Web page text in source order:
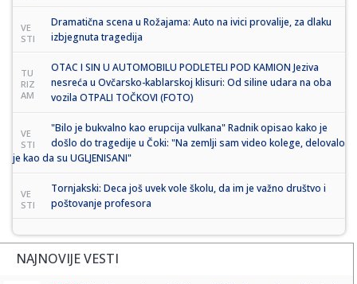
VE
STI
Dramatična scena u Rožajama: Auto na ivici provalije, za dlaku
izbjegnuta tragedija
TU
RIZ
AM
OTAC I SIN U AUTOMOBILU PODLETELI POD KAMION Jeziva
nesreća u Ovčarsko-kablarskoj klisuri: Od siline udara na oba
vozila OTPALI TOČKOVI (FOTO)
VE
STI
"Bilo je bukvalno kao erupcija vulkana" Radnik opisao kako je
došlo do tragedije u Čoki: "Na zemlji sam video kolege, delovalo
je kao da su UGLJENISANI"
VE
STI
Tornjakski: Deca još uvek vole školu, da im je važno društvo i
poštovanje profesora
NAJNOVIJE VESTI